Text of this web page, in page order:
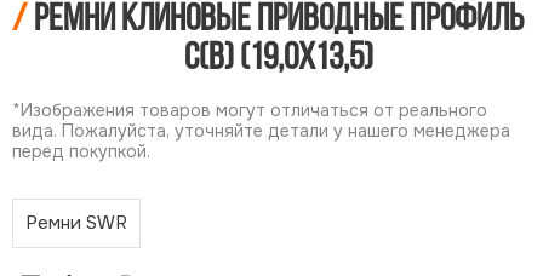
/ Ремни клиновые приводные профиль
С(В) (19,0х13,5)
*Изображения товаров могут отличаться от реального
вида. Пожалуйста, уточняйте детали у нашего менеджера
перед покупкой.
Ремни SWR